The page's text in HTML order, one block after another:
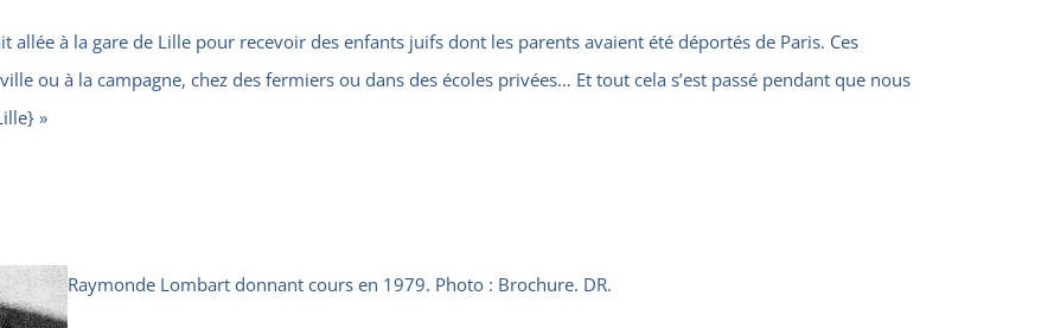
allée à la gare de Lille pour recevoir des enfants juifs dont les parents avaient été déportés de Paris. Ces
ou à la campagne, chez des fermiers ou dans des écoles privées… Et tout cela s’est passé pendant que nous
»
Raymonde Lombart donnant cours en 1979. Photo : Brochure. DR.